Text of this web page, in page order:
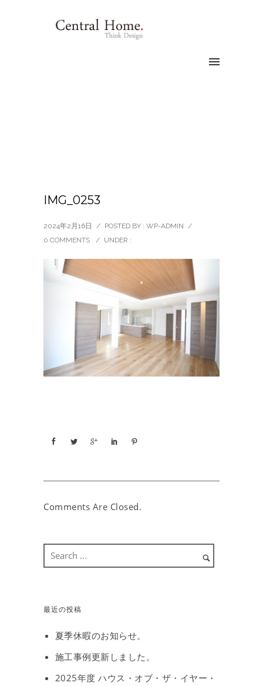
IMG_0253
2024年2月16日 / POSTED BY : WP-ADMIN /
0 COMMENTS
/ UNDER :
Comments Are Closed.
最近の投稿
夏季休暇のお知らせ。
施工事例更新しました。
2025年度 ハウス・オブ・ザ・イヤー・